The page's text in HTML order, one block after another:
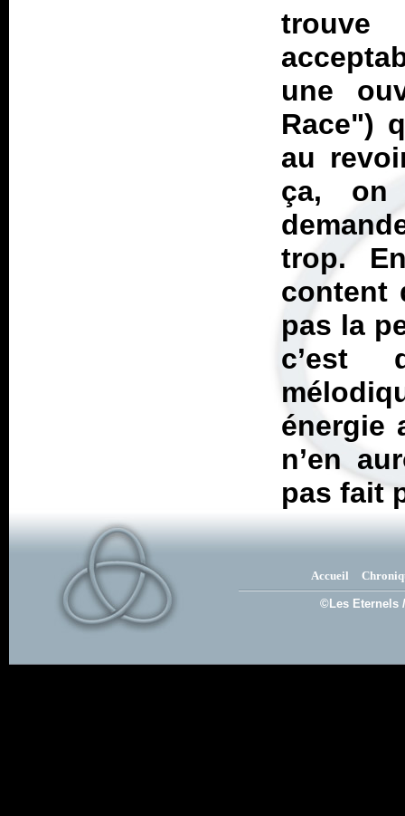
une
Race")
au
ça, on
trop.
content
pas la
c’est
énergie
n’en
pas fait
Accueil
©Les Eternels